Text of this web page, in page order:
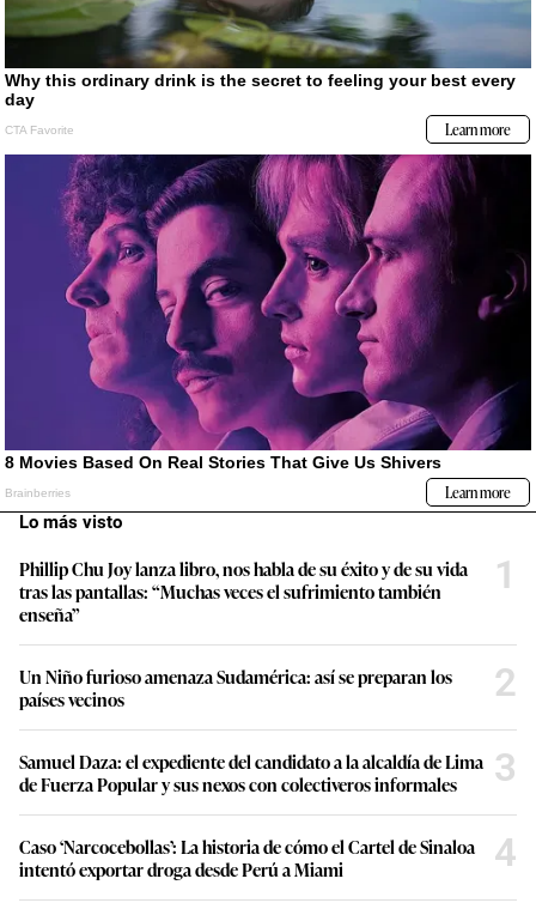
Lo más visto
Phillip Chu Joy lanza libro, nos habla de su éxito y de su vida
tras las pantallas: “Muchas veces el sufrimiento también
enseña”
1
Un Niño furioso amenaza Sudamérica: así se preparan los
países vecinos
2
Samuel Daza: el expediente del candidato a la alcaldía de Lima
de Fuerza Popular y sus nexos con colectiveros informales
3
Caso ‘Narcocebollas’: La historia de cómo el Cartel de Sinaloa
intentó exportar droga desde Perú a Miami
4